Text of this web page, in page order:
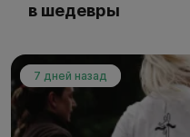
в шедевры
7 дней назад